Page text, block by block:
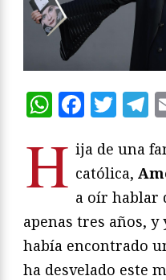
H ija de una
católica,
a oír hablar
apenas tres años, y
había encontrado
ha desvelado este